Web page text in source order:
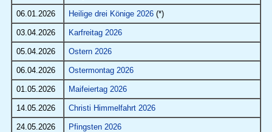
06.01.2026 Heilige drei Könige 2026(*)
03.04.2026 Karfreitag 2026
05.04.2026 Ostern 2026
06.04.2026 Ostermontag 2026
01.05.2026 Maifeiertag 2026
14.05.2026 Christi Himmelfahrt 2026
24.05.2026 Pfingsten 2026